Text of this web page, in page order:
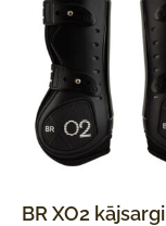
BR XO2 kājsargi